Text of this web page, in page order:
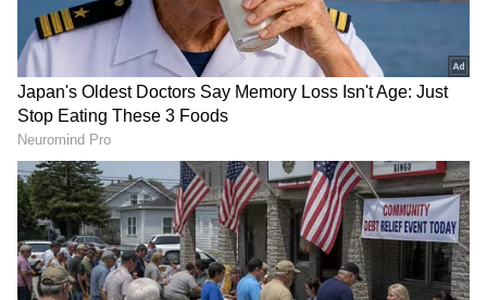
ఇందులో ప్రతి సెకన్ ఎంతో కీలకం. ఏసీ క్లాస్‌ టికెట్లు 2AC,
3AC, 1AC కోసం తత్కాల్ ఉదయం 10 గంటలకు
ప్రారంభమవుతాయి. స్లీపర్ వంటి నాన్-ఏసీ క్లాస్ టికెట్ల
బుకింగ్ ఉదయం 11 గంటలకు ఓపెన్ అవుతుంది. ఆ వేళలు
తెలుసుకోవాలి.